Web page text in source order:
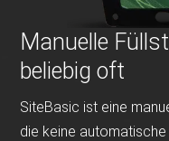
Manuelle
beliebig oft
SiteBasic ist eine
die keine